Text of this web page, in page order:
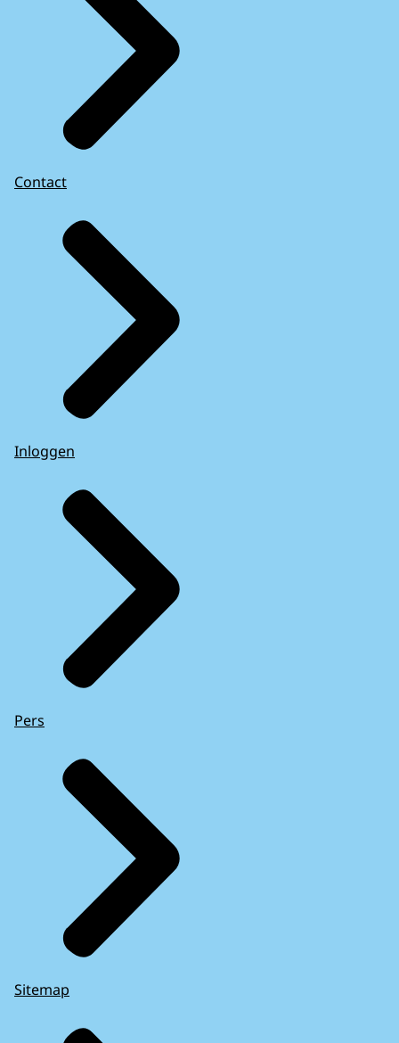
Contact
Inloggen
Pers
Sitemap